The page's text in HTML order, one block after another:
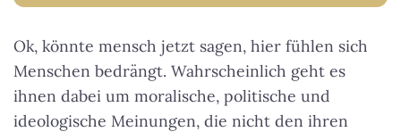
Ok, könnte mensch jetzt sagen, hier fühlen sich
Menschen bedrängt. Wahrscheinlich geht es
ihnen dabei um moralische, politische und
ideologische Meinungen, die nicht den ihren